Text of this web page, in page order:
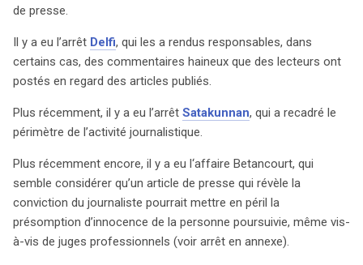
récemment rendu un arrêt marquant qui renforce la
dans le cadre de procès médiatisés. Cet arrêt fait suite à
plusieurs décisions précédentes, telles que celles dans
les affaires Delfi et Satakunnan, qui avaient déjà restreint
la responsabilité des médias face aux commentaires
haineux et redéfini les contours de l’activité
médias Axel Springer et RTL avaient couvert le procès
d’un jeune homme ayant avoué le meurtre de ses
parents, mais qui souffrait de troubles de la
personnalité. Avant le procès, le juge a ordonné que son
visage ne soit pas identifiable, une décision contestée
de presse.
Il y a eu l’arrêt Delfi, qui les a rendus responsables, dans
certains cas, des commentaires haineux que des lecteurs ont
postés en regard des articles publiés.
Plus récemment, il y a eu l’arrêt Satakunnan, qui a recadré le
périmètre de l’activité journalistique.
Plus récemment encore, il y a eu l‘affaire Betancourt, qui
semble considérer qu’un article de presse qui révèle la
conviction du journaliste pourrait mettre en péril la
présomption d’innocence de la personne poursuivie, même vis-
à-vis de juges professionnels (voir arrêt en annexe).